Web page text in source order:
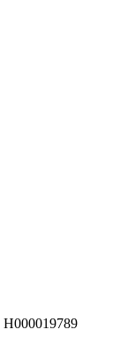
H000019789